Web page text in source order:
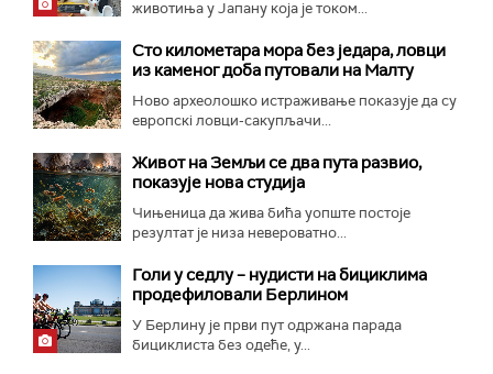
животиња у Јапану која је током...
Сто километара мора без једара, ловци
из каменог доба путовали на Малту
Ново археолошко истраживање показује да су
европскi ловци-сакупљачи...
Живот на Земљи се два пута развио,
показује нова студија
Чињеница да жива бића уопште постоје
резултат је низа невероватно...
Голи у седлу – нудисти на бициклима
продефиловали Берлином
У Берлину је први пут одржана парада
бициклиста без одеће, у...